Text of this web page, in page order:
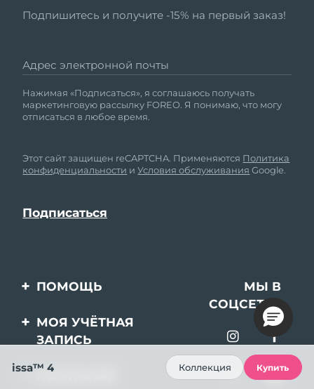
Подпишитесь и получите -15% на первый заказ!
Адрес электронной почты
Нажимая «Подписаться», я соглашаюсь получать
маркетинговую рассылку FOREO. Я понимаю, что могу
отписаться в любое время.
Этот сайт защищен reCAPTCHA. Применяются Политика
конфиденциальности иУсловия обслуживания Google.
ПОМОЩЬ
Свяжитесь с нами
Заказ и доставка
Гарантия и возврат
МЫ В
СОЦСЕТЯХ
МОЯ УЧЁТНАЯ
ЗАПИСЬ
Регистрация продукта
КОМПАНИЯ
issa™ 4 Коллекция Купить